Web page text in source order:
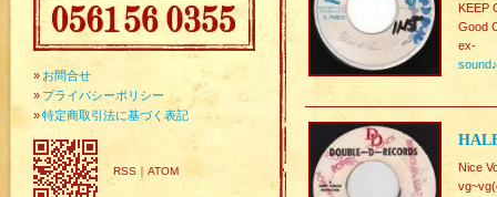
» お問合せ
» プライバシーポリシー
»特定商取引法に基づく表記
RSS ｜ ATOM
KEEP
Good
ex-
sound♪
Nice